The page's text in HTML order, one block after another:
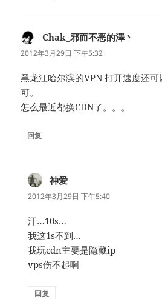
Chak_邪而不恶的澤丶
2012年3月29日 下午5:32
黑龙江哈尔滨的VPN 打开速度还可
可。
怎么最近都换CDN了。。。
回复
神爱
道：
2012年3月29日 下午5:40
汗…10s…
我这1s不到…
我玩cdn主要是隐藏ip
vps伤不起啊
回复